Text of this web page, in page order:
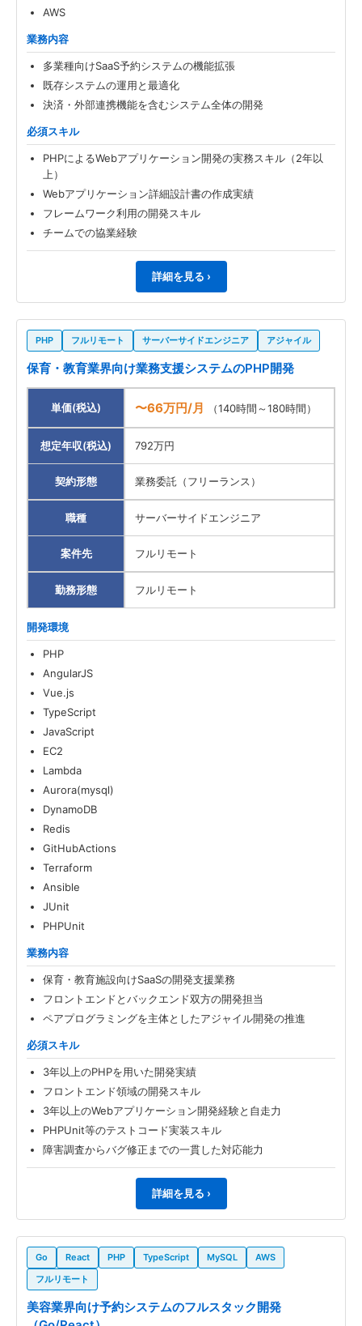
AWS
業務内容
多業種向けSaaS予約システムの機能拡張
既存システムの運用と最適化
決済・外部連携機能を含むシステム全体の開発
必須スキル
PHPによるWebアプリケーション開発の実務スキル（2年以
上）
Webアプリケーション詳細設計書の作成実績
フレームワーク利用の開発スキル
チームでの協業経験
詳細を見る ›
PHP フルリモート サーバーサイドエンジニア アジャイル
保育・教育業界向け業務支援システムのPHP開発
単価(税込) 〜66万円/月 （140時間～180時間）
想定年収(税込) 792万円
契約形態 業務委託（フリーランス）
職種 サーバーサイドエンジニア
案件先 フルリモート
勤務形態 フルリモート
開発環境
PHP
AngularJS
Vue.js
TypeScript
JavaScript
EC2
Lambda
Aurora(mysql)
DynamoDB
Redis
GitHubActions
Terraform
Ansible
JUnit
PHPUnit
業務内容
保育・教育施設向けSaaSの開発支援業務
フロントエンドとバックエンド双方の開発担当
ペアプログラミングを主体としたアジャイル開発の推進
必須スキル
3年以上のPHPを用いた開発実績
フロントエンド領域の開発スキル
3年以上のWebアプリケーション開発経験と自走力
PHPUnit等のテストコード実装スキル
障害調査からバグ修正までの一貫した対応能力
詳細を見る ›
Go React PHP TypeScript MySQL
AWS
フルリモート
美容業界向け予約システムのフルスタック開発